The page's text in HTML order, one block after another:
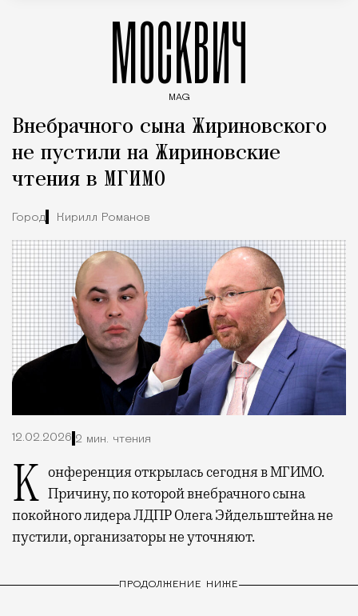
МОСКВИЧ
MAG
Внебрачного сына Жириновского
не пустили на Жириновские
чтения в МГИМО
Город Кирилл Романов
12.02.2026 2 мин. чтения
Конференция открылась сегодня в МГИМО. Причину, по которой внебрачного сына
покойного лидера ЛДПР Олега Эйдельштейна не
пустили, организаторы не уточняют.
ПРОДОЛЖЕНИЕ НИЖЕ